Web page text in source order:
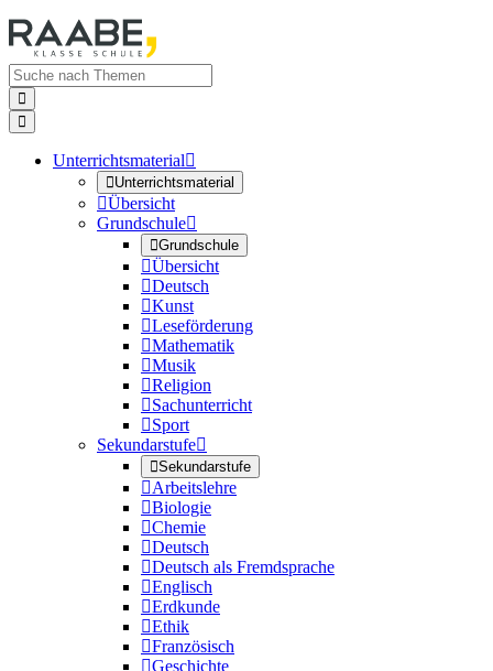


Unterrichtsmaterial
Unterrichtsmaterial
Übersicht
Grundschule
Grundschule
Übersicht
Deutsch
Kunst
Leseförderung
Mathematik
Musik
Religion
Sachunterricht
Sport
Sekundarstufe
Sekundarstufe
Arbeitslehre
Biologie
Chemie
Deutsch
Deutsch als Fremdsprache
Englisch
Erdkunde
Ethik
Französisch
Geschichte